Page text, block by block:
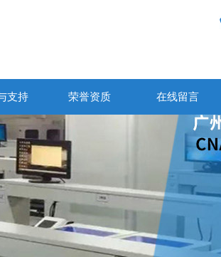
支持 荣誉资质 在线留言